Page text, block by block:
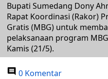
Bupati Sumedang Dony
Rapat Koordinasi (Rakor)
Gratis (MBG) untuk
pelaksanaan program
Kamis (21/5).
0 Komentar